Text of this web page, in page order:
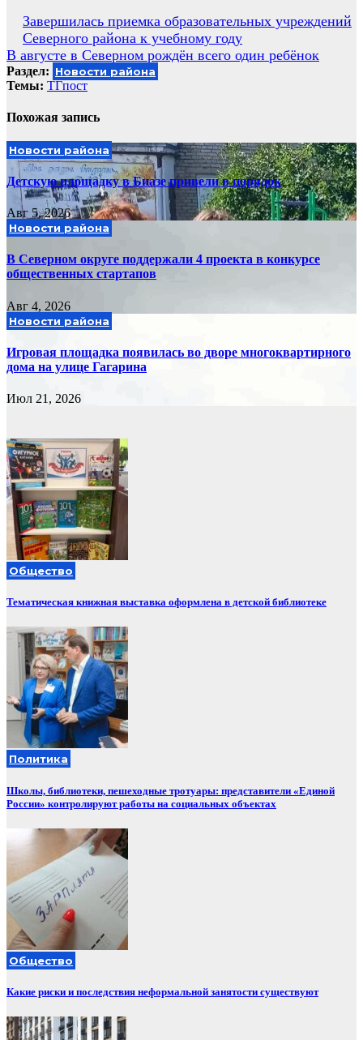
Навигация
по
записям
Завершилась приемка образовательных учреждений
Северного района к учебному году
В августе в Северном рождён всего один ребёнок
Раздел: Новости района
Темы: ТГпост
Похожая запись
Новости района
Детскую площадку в Биазе привели в порядок
Авг 5, 2026
Новости района
В Северном округе поддержали 4 проекта в конкурсе
общественных стартапов
Авг 4, 2026
Новости района
Игровая площадка появилась во дворе многоквартирного
дома на улице Гагарина
Июл 21, 2026
Общество
Тематическая книжная выставка оформлена в детской библиотеке
Политика
Школы, библиотеки, пешеходные тротуары: представители «Единой
России» контролируют работы на социальных объектах
Общество
Какие риски и последствия неформальной занятости существуют